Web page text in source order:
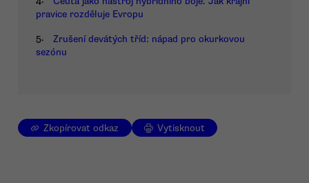
pravice rozděluje Evropu
5.
Zrušení devátých tříd: nápad pro okurkovou
sezónu
Zkopírovat odkaz Vytisknout